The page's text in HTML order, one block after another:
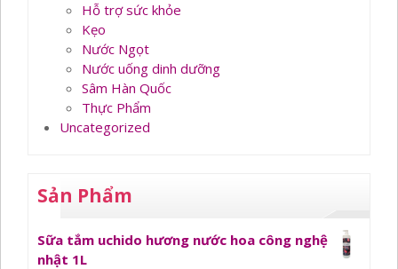
Hỗ trợ sức khỏe
Kẹo
Nước Ngọt
Nước uống dinh dưỡng
Sâm Hàn Quốc
Thực Phẩm
Uncategorized
Sản Phẩm
Sữa tắm uchido hương nước hoa công nghệ
nhật 1L